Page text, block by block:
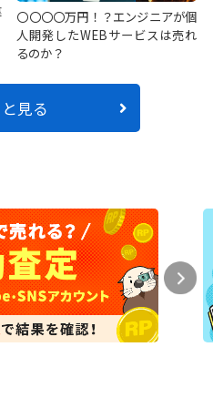
〇〇〇〇万円！？エンジニアが個
人開発したWEBサービスは売れ
るのか？
見る